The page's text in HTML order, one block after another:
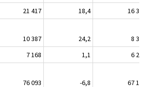
21 417 18,4
16 361
10 387 24,2
8 312
7 168 1,1
6 254
76 093 -6,8 67 174